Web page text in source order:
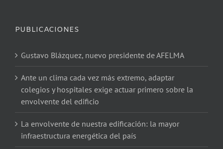
PUBLICACIONES
Gustavo Blázquez, nuevo presidente de AFELMA
Ante un clima cada vez más extremo, adaptar
colegios y hospitales exige actuar primero sobre la
envolvente del edificio
La envolvente de nuestra edificación: la mayor
infraestructura energética del país